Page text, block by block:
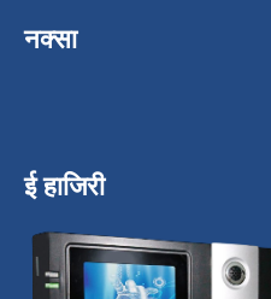
नक्सा
ई हाजिरी